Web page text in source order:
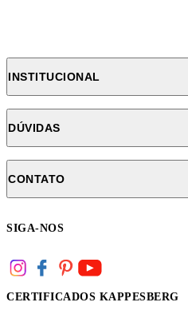
INSTITUCIONAL
DÚVIDAS
CONTATO
SIGA-NOS
CERTIFICADOS KAPPESBERG